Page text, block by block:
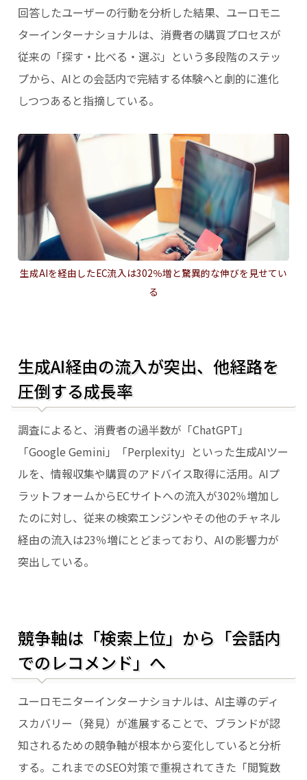
回答したユーザーの行動を分析した結果、ユーロモニ
ターインターナショナルは、消費者の購買プロセスが
従来の「探す・比べる・選ぶ」という多段階のステッ
プから、AIとの会話内で完結する体験へと劇的に進化
しつつあると指摘している。
生成AIを経由したEC流入は302％増と驚異的な伸びを見せてい
る
生成AI経由の流入が突出、他経路を
圧倒する成長率
調査によると、消費者の過半数が「ChatGPT」
「Google Gemini」「Perplexity」といった生成AIツー
ルを、情報収集や購買のアドバイス取得に活用。AIプ
ラットフォームからECサイトへの流入が302％増加し
たのに対し、従来の検索エンジンやその他のチャネル
経由の流入は23％増にとどまっており、AIの影響力が
突出している。
競争軸は「検索上位」から「会話内
でのレコメンド」へ
ユーロモニターインターナショナルは、AI主導のディ
スカバリー（発見）が進展することで、ブランドが認
知されるための競争軸が根本から変化していると分析
する。これまでのSEO対策で重視されてきた「閲覧数